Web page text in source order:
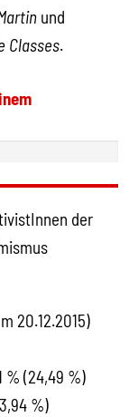
und
Classes.
der
20.12.2015)
% (24,49 %)
%)